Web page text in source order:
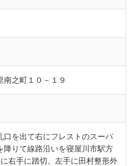
南之町１０－１９
口を出て右にフレストのスーパ
降りて線路沿いを寝屋川市駅方
右手に踏切、左手に田村整形外